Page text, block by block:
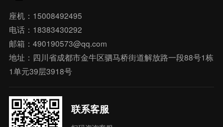
座机：15008492495
电话：18383430292
邮箱：490190573@qq.com
地址：四川省成都市金牛区驷马桥街道解放路一段88号1栋
1单元39层3918号
联系客服